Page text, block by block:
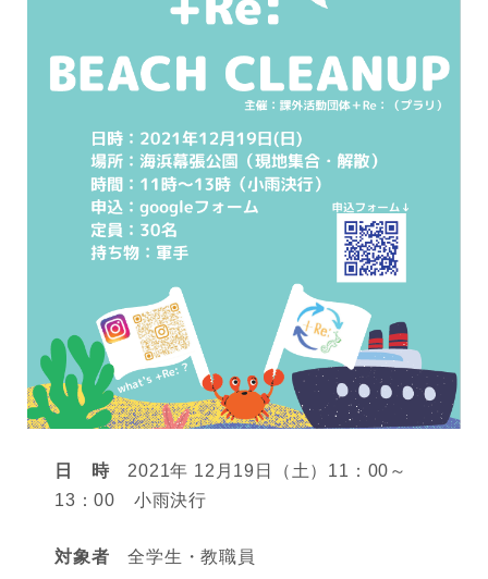
日 時2021年 12月19日（土）11：00～
13：00 小雨決行
対象者 全学生・教職員